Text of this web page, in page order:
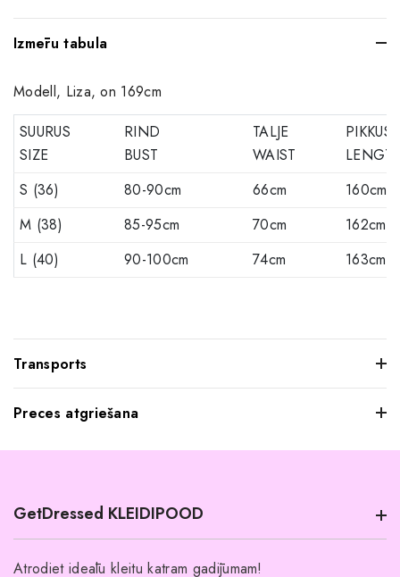
Izmēru tabula
Modell, Liza, on 169cm
SUURUS
SIZE
RIND
BUST
TALJE
WAIST
PIKKUS
S (36)
80-90cm 66cm
160cm
M (38)
85-95cm 70cm
162cm
L (40)
90-100cm 74cm 163cm
Transports
Preces atgriešana
atgriezt mums visus produktus, kurus nevēlaties paturēt.
GetDressed KLEIDIPOOD
Atrodiet ideālu kleitu katram gadījumam!